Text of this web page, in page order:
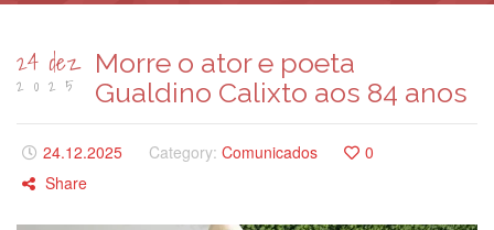
24 dez
2025
Morre o ator e poeta
Gualdino Calixto aos 84 anos
24.12.2025 Category: Comunicados
0
Share